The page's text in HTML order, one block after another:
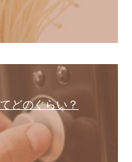
どのぐらい？